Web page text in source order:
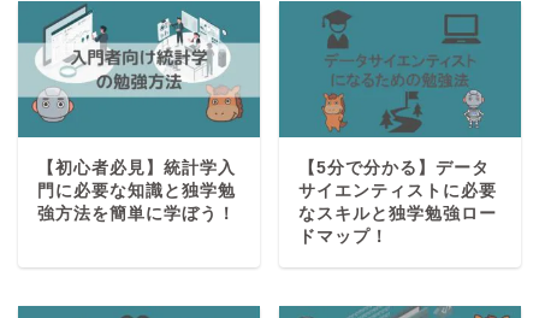
【初心者必見】統計学入
門に必要な知識と独学勉
強方法を簡単に学ぼう！
【5分で分かる】データ
サイエンティストに必要
なスキルと独学勉強ロー
ドマップ！